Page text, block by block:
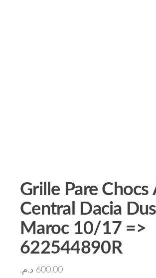
Grille Pare Chocs
Central Dacia
Maroc 10/17 =>
622544890R
600.00 د.م.